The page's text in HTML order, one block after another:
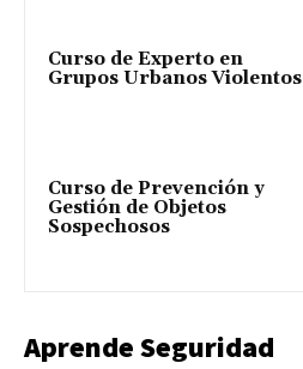
Curso de Experto en
Grupos Urbanos Violentos
Curso de Prevención y
Gestión de Objetos
Sospechosos
Aprende Seguridad